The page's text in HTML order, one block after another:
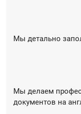
Мы детально
Мы делаем
документов на